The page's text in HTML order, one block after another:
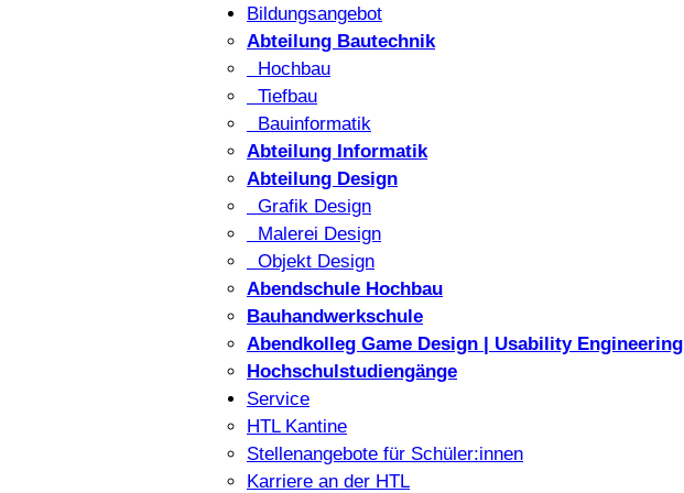
Bildungsangebot
Abteilung Bautechnik
Hochbau
Tiefbau
Bauinformatik
Abteilung Informatik
Abteilung Design
Grafik Design
Malerei Design
Objekt Design
Abendschule Hochbau
Bauhandwerkschule
Abendkolleg Game Design | Usability Engineering
Hochschulstudiengänge
Service
HTL Kantine
Stellenangebote für Schüler:innen
Karriere an der HTL